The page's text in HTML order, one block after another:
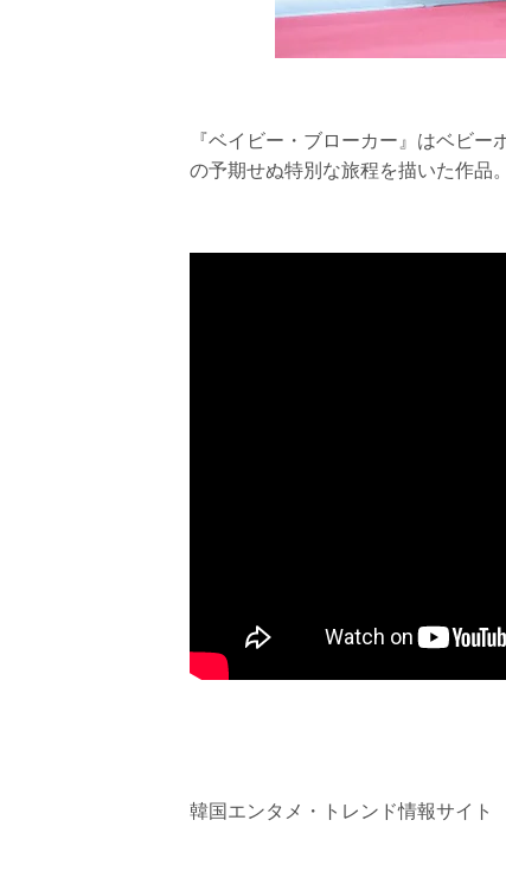
『ベイビー・ブローカー』はベビ
の予期せぬ特別な旅程を描いた作品
韓国エンタメ・トレンド情報サイト